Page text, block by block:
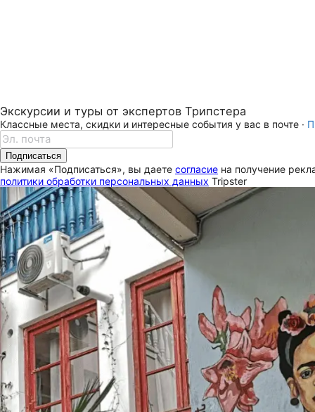
Экскурсии и туры от экспертов Трипстера
Классные места, скидки и интересные события у вас в почте ·
Подписаться
Нажимая «Подписаться», вы даете согласие на получение
политики обработки персональных данных Tripster